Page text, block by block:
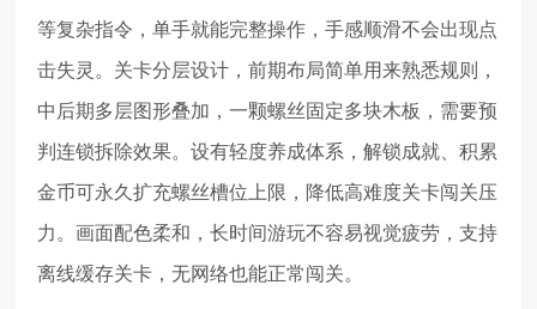
等复杂指令，单手就能完整操作，手感顺滑不会出现点
击失灵。关卡分层设计，前期布局简单用来熟悉规则，
中后期多层图形叠加，一颗螺丝固定多块木板，需要预
判连锁拆除效果。设有轻度养成体系，解锁成就、积累
金币可永久扩充螺丝槽位上限，降低高难度关卡闯关压
力。画面配色柔和，长时间游玩不容易视觉疲劳，支持
离线缓存关卡，无网络也能正常闯关。